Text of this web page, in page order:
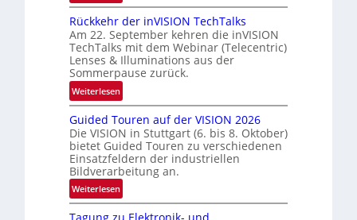
U
n
b
e
g
r
e
z
t
e
M
ö
g
Rückkehr der inVISION TechTalks
Am 22. September kehren die inVISION
TechTalks mit dem Webinar (Telecentric)
Lenses & Illuminations aus der
Sommerpause zurück.
Weiterlesen:
R
ü
c
k
k
e
h
Guided Touren auf der VISION 2026
Die VISION in Stuttgart (6. bis 8. Oktober)
bietet Guided Touren zu verschiedenen
Einsatzfeldern der industriellen
Bildverarbeitung an.
Weiterlesen:
G